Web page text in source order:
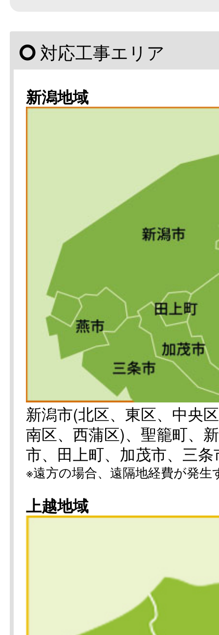
対応工事エリア
新潟地域
新潟市(北区、東区、中央
南区、西蒲区)、聖籠町、
市、田上町、加茂市、三
※遠方の場合、遠隔地経費が発
上越地域